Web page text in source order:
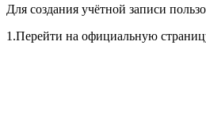
Для создания учётной записи
1.Перейти на официальную